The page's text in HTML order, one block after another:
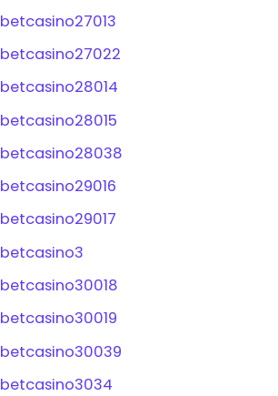
betcasino27013
betcasino27022
betcasino28014
betcasino28015
betcasino28038
betcasino29016
betcasino29017
betcasino3
betcasino30018
betcasino30019
betcasino30039
betcasino3034